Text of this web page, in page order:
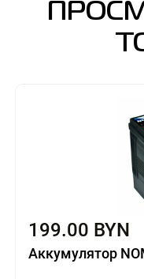
199.00 BYN
Аккумулятор